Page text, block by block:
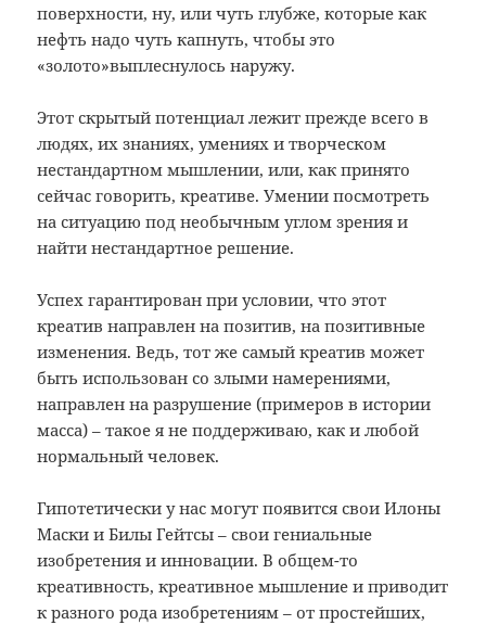
поверхности, ну, или чуть глубже, которые как
нефть надо чуть капнуть, чтобы это
«золото»выплеснулось наружу.
Этот скрытый потенциал лежит прежде всего в
людях, их знаниях, умениях и творческом
нестандартном мышлении, или, как принято
сейчас говорить, креативе. Умении посмотреть
на ситуацию под необычным углом зрения и
найти нестандартное решение.
Успех гарантирован при условии, что этот
креатив направлен на позитив, на позитивные
изменения. Ведь, тот же самый креатив может
быть использован со злыми намерениями,
направлен на разрушение (примеров в истории
масса) – такое я не поддерживаю, как и любой
нормальный человек.
Гипотетически у нас могут появится свои Илоны
Маски и Билы Гейтсы – свои гениальные
изобретения и инновации. В общем-то
креативность, креативное мышление и приводит
к разного рода изобретениям – от простейших,